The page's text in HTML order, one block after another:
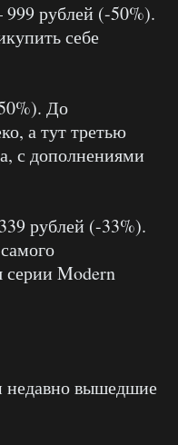
рублей (-50%).
себе
До
а тут третью
с дополнениями
рублей (-33%).
Modern
недавно вышедшие